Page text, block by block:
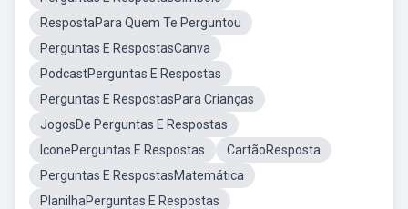
RespostaPara Quem Te Perguntou
Perguntas E RespostasCanva
PodcastPerguntas E Respostas
Perguntas E RespostasPara Crianças
JogosDe Perguntas E Respostas
IconePerguntas E Respostas
CartãoResposta
Perguntas E RespostasMatemática
PlanilhaPerguntas E Respostas